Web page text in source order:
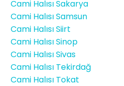
Cami Halısı Sakarya
Cami Halısı Samsun
Cami Halısı Siirt
Cami Halısı Sinop
Cami Halısı Sivas
Cami Halısı Tekirdağ
Cami Halısı Tokat